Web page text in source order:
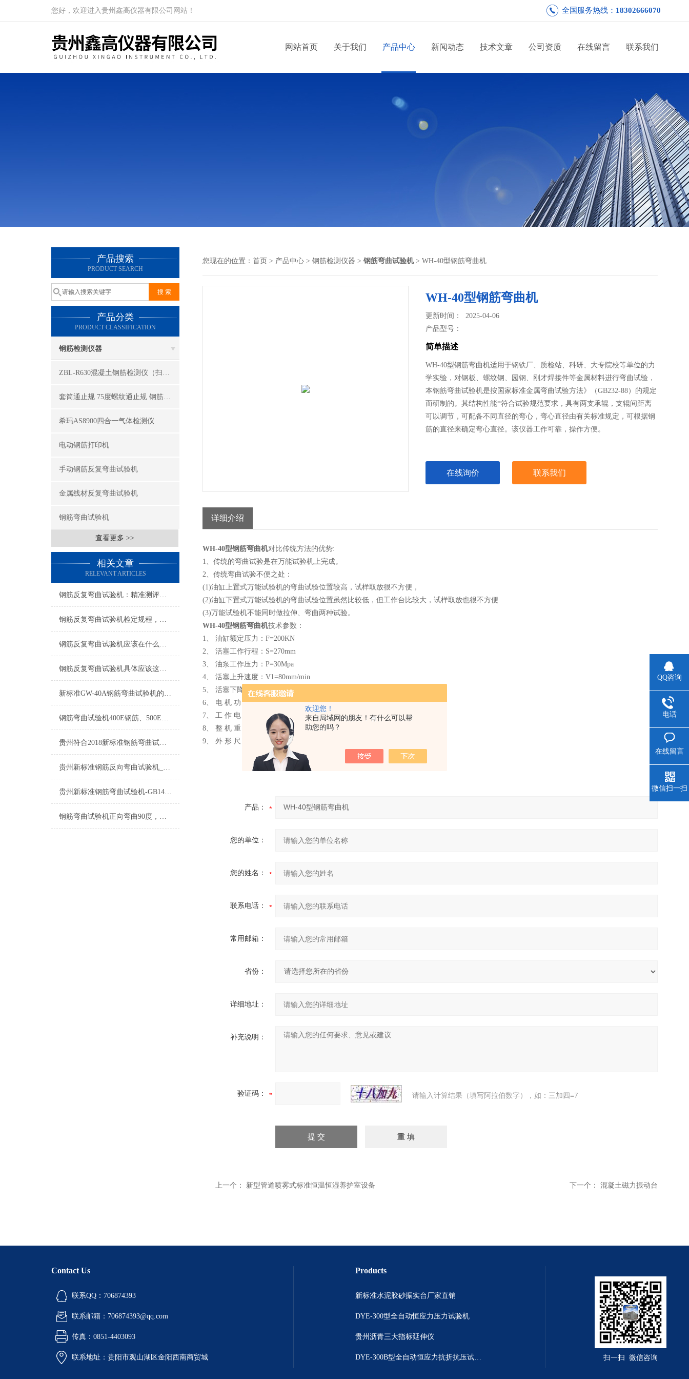
欢迎您！
来自局域网的朋友！有什么可以帮
助您的吗？
您好，欢迎进入贵州鑫高仪器有限公司网站！ 全国服务热线： 18302666070
网站首页 关于我们 产品中心 新闻动态 技术文章 公司资质 在线留言 联系我们
产品搜索
PRODUCT SEARCH
产品分类
PRODUCT CLASSIFICATION
钢筋检测仪器
ZBL-R630混凝土钢筋检测仪（扫描型）
套筒通止规 75度螺纹通止规 钢筋连接套筒通止规
希玛AS8900四合一气体检测仪
电动钢筋打印机
手动钢筋反复弯曲试验机
金属线材反复弯曲试验机
钢筋弯曲试验机
查看更多 >>
相关文章
RELEVANT ARTICLES
钢筋反复弯曲试验机：精准测评，韧性可知
钢筋反复弯曲试验机检定规程，严谨操作确保精准
钢筋反复弯曲试验机应该在什么样的环境中工作？
钢筋反复弯曲试验机具体应该这么用！
新标准GW-40A钢筋弯曲试验机的功能用途
钢筋弯曲试验机400E钢筋、500E钢筋、600E钢筋、抗震钢筋等
贵州符合2018新标准钢筋弯曲试验机立式钢筋双向弯曲试验机
贵州新标准钢筋反向弯曲试验机_钢筋弯曲试验机标准_反向弯曲试验装置
贵州新标准钢筋弯曲试验机-GB1499.2-2018
钢筋弯曲试验机正向弯曲90度，反向弯曲20度，
您现在的位置： 首页 > 产品中心 > 钢筋检测仪器 > 钢筋弯曲试验机> WH-40型钢筋弯曲机
WH-40型钢筋弯曲机
更新时间： 2025-04-06
产品型号：
简单描述
WH-40型钢筋弯曲机适用于钢铁厂、质检站、科研、大专院校等单位的力
学实验，对钢板、螺纹钢、园钢、刚才焊接件等金属材料进行弯曲试验，
本钢筋弯曲试验机是按国家标准金属弯曲试验方法》（GB232-88）的规定
而研制的。其结构性能*符合试验规范要求，具有两支承辊，支辊间距离
可以调节，可配备不同直径的弯心，弯心直径由有关标准规定，可根据钢
筋的直径来确定弯心直径。该仪器工作可靠，操作方便。
在线询价 联系我们
详细介绍
WH-40型钢筋弯曲机对比传统方法的优势:
1、传统的弯曲试验是在万能试验机上完成。
2、传统弯曲试验不便之处：
(1)油缸上置式万能试验机的弯曲试验位置较高，试样取放很不方便，
(2)油缸下置式万能试验机的弯曲试验位置虽然比较低，但工作台比较大，试样取放也很不方便
(3)万能试验机不能同时做拉伸、弯曲两种试验。
WH-40型钢筋弯曲机技术参数：
1、 油缸额定压力：F=200KN
2、 活塞工作行程：S=270mm
3、 油泵工作压力：P=30Mpa
4、 活塞上升速度：V1=80mm/min
5、 活塞下降速度：V2=160mm/min
6、 电 机 功 率 ：N=1.5KW
7、 工 作 电 压 ：380V
8、 整 机 重 量 ：300Kg
9、 外 形 尺 寸 ：550x380x1800mm
产品：
您的单位：
您的姓名：
联系电话：
常用邮箱：
省份：
详细地址：
补充说明：
验证码： 请输入计算结果（填写阿拉伯数字），如：三加四=7
上一个： 新型管道喷雾式标准恒温恒湿养护室设备 下一个： 混凝土磁力振动台
Contact Us
联系QQ：706874393
联系邮箱：706874393@qq.com
传真：0851-4403093
联系地址：贵阳市观山湖区金阳西南商贸城
Products
新标准水泥胶砂振实台厂家直销
DYE-300型全自动恒应力压力试验机
贵州沥青三大指标延伸仪
DYE-300B型全自动恒应力抗折抗压试验机 扫一扫 微信咨询
QQ咨询
电话
在线留言
微信扫一扫